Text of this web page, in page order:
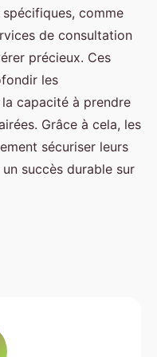
spécifiques, comme
de consultation
précieux. Ces
les
capacité à prendre
Grâce à cela, les
sécuriser leurs
succès durable sur